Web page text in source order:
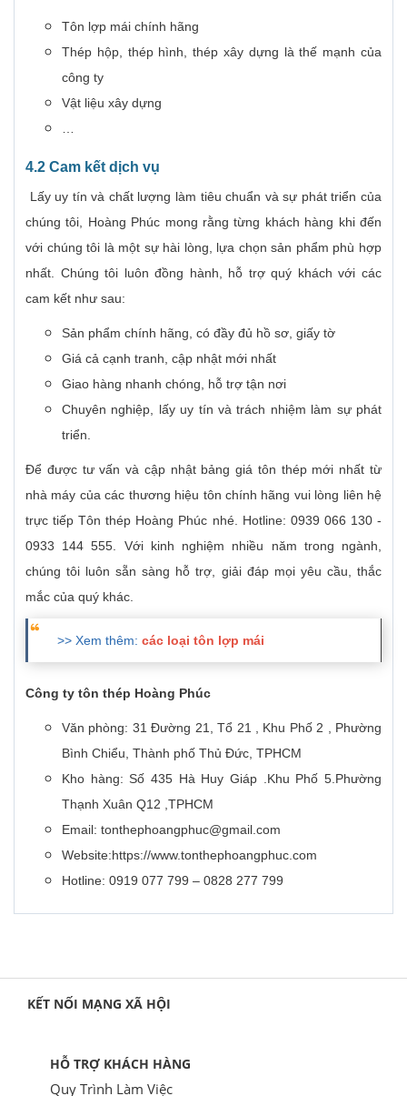
Tôn lợp mái chính hãng
Thép hộp, thép hình, thép xây dựng là thế mạnh của
công ty
Vật liệu xây dựng
4.2 Cam kết dịch vụ
Lấy uy tín và chất lượng làm tiêu chuẩn và sự phát triển của
chúng tôi, Hoàng Phúc mong rằng từng khách hàng khi đến
với chúng tôi là một sự hài lòng, lựa chọn sản phẩm phù hợp
nhất. Chúng tôi luôn đồng hành, hỗ trợ quý khách với các
cam kết như sau:
Sản phẩm chính hãng, có đầy đủ hồ sơ, giấy tờ
Giá cả cạnh tranh, cập nhật mới nhất
Giao hàng nhanh chóng, hỗ trợ tận nơi
Chuyên nghiệp, lấy uy tín và trách nhiệm làm sự phát
triển.
Để được tư vấn và cập nhật bảng giá tôn thép mới nhất từ
nhà máy của các thương hiệu tôn chính hãng vui lòng liên hệ
trực tiếp Tôn thép Hoàng Phúc nhé. Hotline: 0939 066 130 -
0933 144 555. Với kinh nghiệm nhiều năm trong ngành,
chúng tôi luôn sẵn sàng hỗ trợ, giải đáp mọi yêu cầu, thắc
mắc của quý khác.
>> Xem thêm: các loại tôn lợp mái
Công ty tôn thép Hoàng Phúc
Văn phòng: 31 Đường 21, Tổ 21 , Khu Phố 2 , Phường
Bình Chiểu, Thành phố Thủ Đức, TPHCM
Kho hàng: Số 435 Hà Huy Giáp .Khu Phố 5.Phường
Thạnh Xuân Q12 ,TPHCM
Email: tonthephoangphuc@gmail.com
Website:https://www.tonthephoangphuc.com
Hotline: 0919 077 799 – 0828 277 799
KẾT NỐI MẠNG XÃ HỘI
HỖ TRỢ KHÁCH HÀNG
Quy Trình Làm Việc